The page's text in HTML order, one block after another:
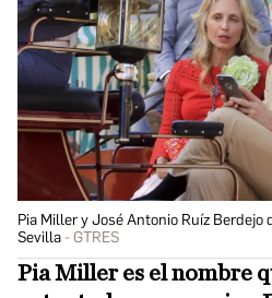
Pia Miller y José Antonio Ruíz Berdejo
Sevilla
GTRES
Pia Miller es el nombre